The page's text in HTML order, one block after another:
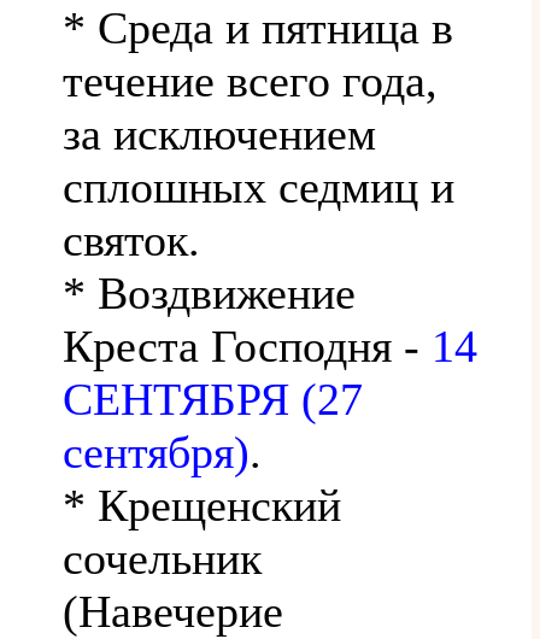
* Среда и пятница в
течение всего года,
за исключением
сплошных седмиц и
святок.
* Воздвижение
Креста Господня - 14
СЕНТЯБРЯ (27
сентября).
* Крещенский
сочельник
(Навечерие